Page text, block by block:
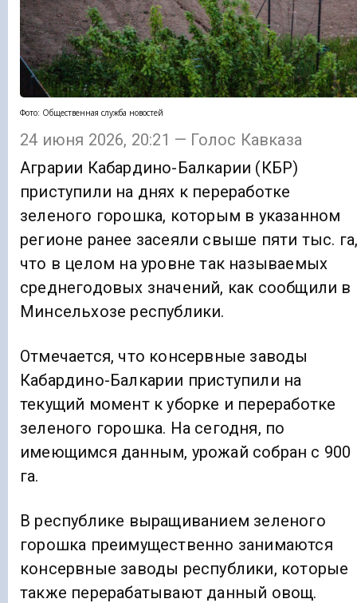
Фото: Общественная служба новостей
24 июня 2026, 20:21 — Голос Кавказа
Аграрии Кабардино-Балкарии (КБР)
приступили на днях к переработке
зеленого горошка, которым в указанном
регионе ранее засеяли свыше пяти тыс.
что в целом на уровне так называемых
среднегодовых значений, как сообщили в
Минсельхозе республики.
Отмечается, что консервные заводы
Кабардино-Балкарии приступили на
текущий момент к уборке и переработке
зеленого горошка. На сегодня, по
имеющимся данным, урожай собран с 900
га.
В республике выращиванием зеленого
горошка преимущественно занимаются
консервные заводы республики, которые
также перерабатывают данный овощ.